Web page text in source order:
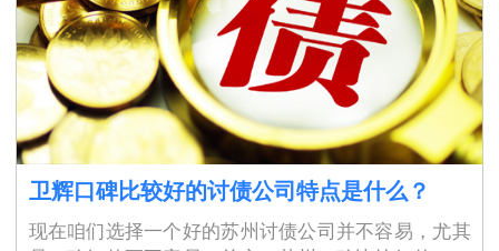
卫辉口碑比较好的讨债公司特点是什么？
现在咱们选择一个好的苏州讨债公司并不容易，尤其